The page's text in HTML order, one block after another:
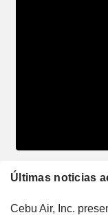
Últimas noticias
Cebu Air, Inc.